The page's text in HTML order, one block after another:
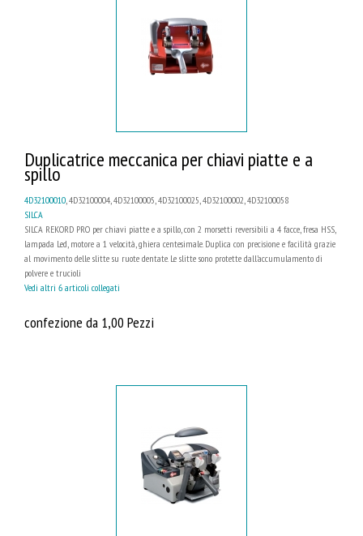
Duplicatrice meccanica per chiavi piatte e a
spillo
4D32100010 , 4D32100004, 4D32100005, 4D32100025, 4D32100002, 4D32100058
SILCA
SILCA REKORD PRO per chiavi piatte e a spillo, con 2 morsetti reversibili a 4 facce, fresa HSS,
lampada Led, motore a 1 velocità, ghiera centesimale. Duplica con precisione e facilità grazie
al movimento delle slitte su ruote dentate. Le slitte sono protette dall’accumulamento di
polvere e trucioli
Vedi altri 6 articoli collegati
confezione da 1,00 Pezzi